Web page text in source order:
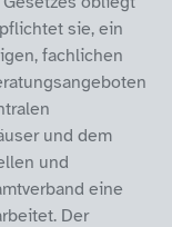
sie, ein
fachlichen
und dem
und
eine
Der